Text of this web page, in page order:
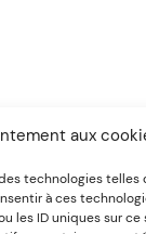
aux
technologies
à ces
les ID uniques sur